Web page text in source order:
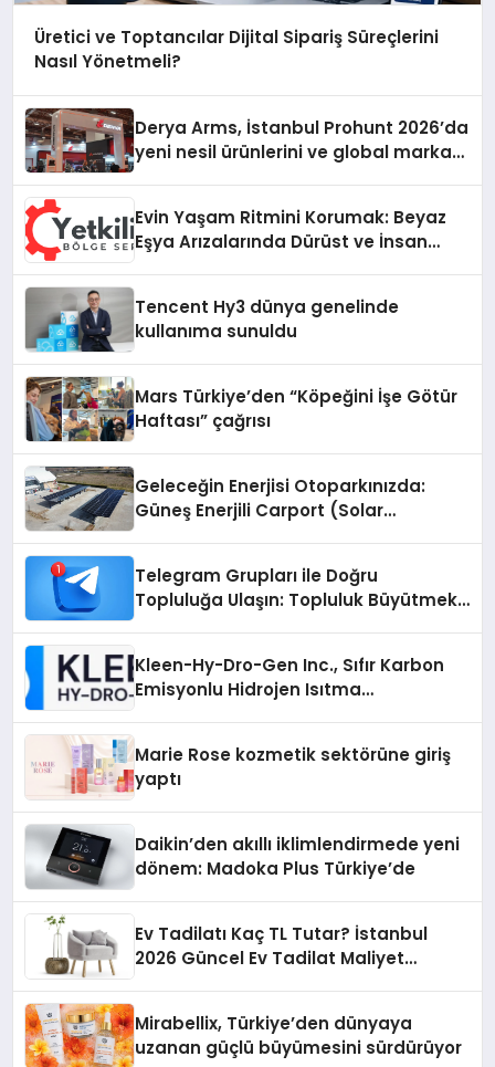
Üretici ve Toptancılar Dijital Sipariş Süreçlerini
Nasıl Yönetmeli?
Derya Arms, İstanbul Prohunt 2026’da
yeni nesil ürünlerini ve global marka
Evin Yaşam Ritmini Korumak: Beyaz
Eşya Arızalarında Dürüst ve İnsan
Tencent Hy3 dünya genelinde
kullanıma sunuldu
Mars Türkiye’den “Köpeğini İşe Götür
Haftası” çağrısı
Geleceğin Enerjisi Otoparkınızda:
Güneş Enerjili Carport (Solar
Telegram Grupları ile Doğru
Topluluğa Ulaşın: Topluluk Büyütmek
Kleen-Hy-Dro-Gen Inc., Sıfır Karbon
Emisyonlu Hidrojen Isıtma
Marie Rose kozmetik sektörüne giriş
yaptı
Daikin’den akıllı iklimlendirmede yeni
dönem: Madoka Plus Türkiye’de
Ev Tadilatı Kaç TL Tutar? İstanbul
2026 Güncel Ev Tadilat Maliyet
Mirabellix, Türkiye’den dünyaya
uzanan güçlü büyümesini sürdürüyor